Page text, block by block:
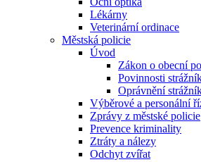
Lékárny
Veterinární ordinace
Městská policie
Úvod
Zákon o obecní
Povinnosti
Oprávnění
Výběrové a personální
Zprávy z městské policie
Prevence kriminality
Ztráty a nálezy
Odchyt zvířat